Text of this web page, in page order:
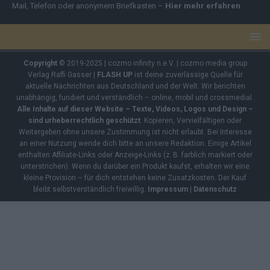
Mail, Telefon oder anonymem Briefkasten – Hier mehr erfahren
Copyright© 2019-2025 | cozmo infinity n.e.V. | cozmo media group
Verlag Raffi Gasser | FLASH UPist deine zuverlässige Quelle für
aktuelle Nachrichten aus Deutschland und der Welt. Wir berichten
unabhängig, fundiert und verständlich – online, mobil und crossmedial.
Alle Inhalte auf dieser Website – Texte, Videos, Logos und Design –
sind urheberrechtlich geschützt . Kopieren, Vervielfältigen oder
Weitergeben ohne unsere Zustimmung ist nicht erlaubt. Bei Interesse
an einer Nutzung wende dich bitte an unsere Redaktion. Einige Artikel
enthalten Affiliate-Links oder Anzeige-Links (z. B. farblich markiert oder
unterstrichen). Wenn du darüber ein Produkt kaufst, erhalten wir eine
kleine Provision – für dich entstehen keine Zusatzkosten. Der Kauf
bleibt selbstverständlich freiwillig. Impressum | Datenschutz